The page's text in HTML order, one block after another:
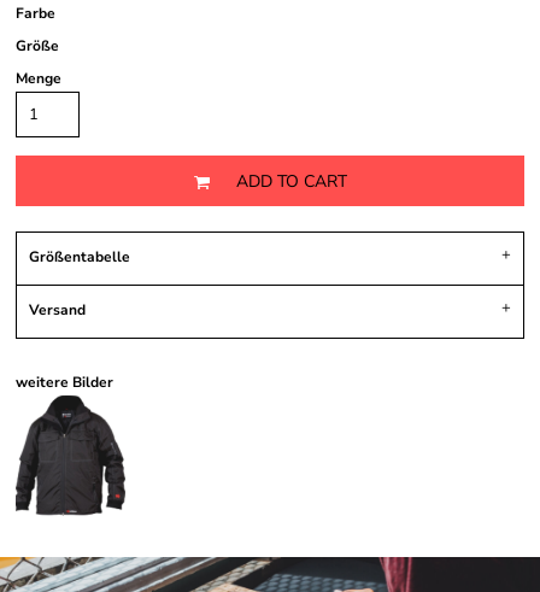
Farbe
Größe
Menge
ADD TO CART
Größentabelle
Versand
weitere Bilder